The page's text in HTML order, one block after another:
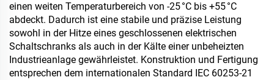
einen weiten Temperaturbereich von -25 °C bis +55 °C
abdeckt. Dadurch ist eine stabile und präzise Leistung
sowohl in der Hitze eines geschlossenen elektrischen
Schaltschranks als auch in der Kälte einer unbeheizten
Industrieanlage gewährleistet. Konstruktion und Fertigung
entsprechen dem internationalen Standard IEC 60253-21